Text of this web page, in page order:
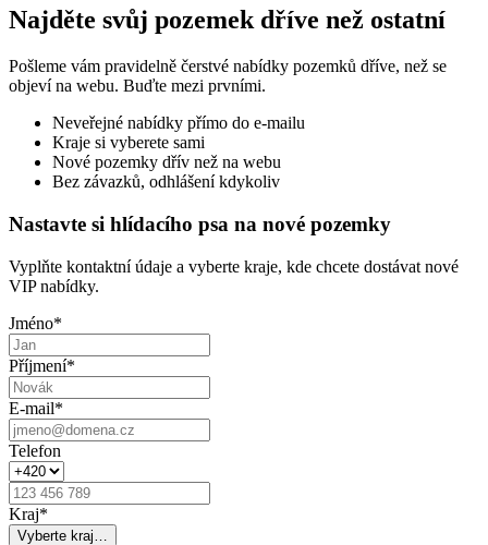
Najděte svůj pozemek dříve než ostatní
Pošleme vám pravidelně čerstvé nabídky pozemků dříve, než se
objeví na webu. Buďte mezi prvními.
Neveřejné nabídky přímo do e-mailu
Kraje si vyberete sami
Nové pozemky dřív než na webu
Bez závazků, odhlášení kdykoliv
Nastavte si hlídacího psa na nové pozemky
Vyplňte kontaktní údaje a vyberte kraje, kde chcete dostávat nové
VIP nabídky.
Jméno*
Příjmení*
E-mail*
Telefon
Kraj*
Vyberte kraj…